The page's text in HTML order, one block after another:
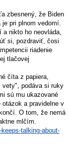
zbesnený, že Biden
pri plnom vedomí.
a nikto ho neovláda,
si, pozdraviť, čosi
riadenie
tlačovej
číta z papiera,
vety", podáva si ruky
sú mu ukazované
a pravidelne v
O tom, že nemá
mlčím.
talking-about-